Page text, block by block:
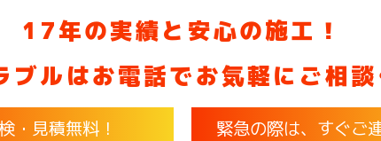
17年の実績と安心の施工！
ブルはお電話でお気軽にご相談
・見積無料！ 緊急の際は、すぐご